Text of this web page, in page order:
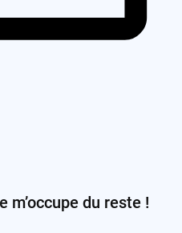
m’occupe du reste !